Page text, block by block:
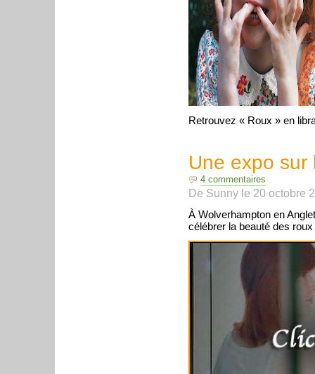
Retrouvez « Roux » en
Une expo sur
4 commentaires
De Sunnyle 20 octobre
À Wolverhampton en
célébrer la beauté des